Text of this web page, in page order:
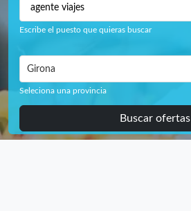
Escribe el puesto que quieras buscar
Girona
Seleciona una provincia
Buscar ofertas